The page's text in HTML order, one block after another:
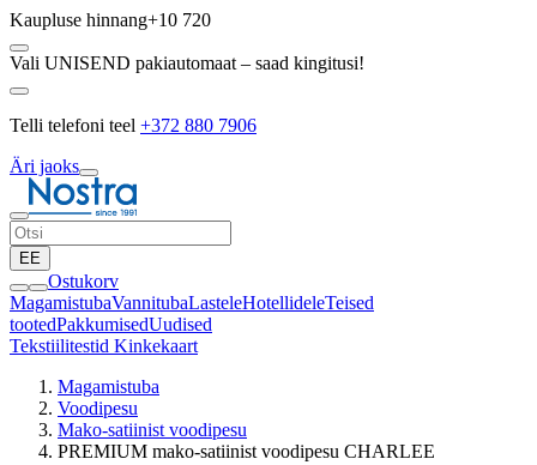
Kaupluse hinnang+10 720
Vali UNISEND pakiautomaat – saad kingitusi!
Telli telefoni teel +372 880 7906
Äri jaoks
EE
Ostukorv
MagamistubaVannitubaLasteleHotellideleTeised
tootedPakkumisedUudised
Tekstiilitestid Kinkekaart
Magamistuba
Voodipesu
Mako-satiinist voodipesu
PREMIUM mako-satiinist voodipesu CHARLEE